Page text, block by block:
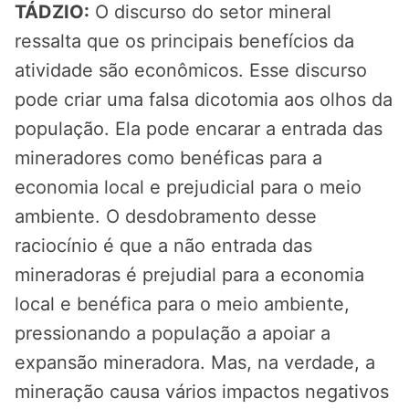
TÁDZIO: O discurso do setor mineral
ressalta que os principais benefícios da
atividade são econômicos. Esse discurso
pode criar uma falsa dicotomia aos olhos da
população. Ela pode encarar a entrada das
mineradores como benéficas para a
economia local e prejudicial para o meio
ambiente. O desdobramento desse
raciocínio é que a não entrada das
mineradoras é prejudial para a economia
local e benéfica para o meio ambiente,
pressionando a população a apoiar a
expansão mineradora. Mas, na verdade, a
mineração causa vários impactos negativos